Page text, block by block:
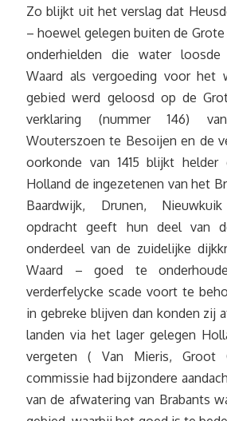
Zo blijkt uit het verslag dat
– hoewel gelegen buiten de
onderhielden die water
Waard als vergoeding voor het
gebied werd geloosd op de
verklaring (nummer 146)
Wouterszoen te Besoijen en de
oorkonde van 1415 blijkt
Holland de ingezetenen van het
Baardwijk, Drunen,
opdracht geeft hun deel van
onderdeel van de zuidelijke
Waard – goed te
verderfelycke scade voort te
in gebreke blijven dan konden zij
landen via het lager gelegen
vergeten ( Van Mieris, Groot
commissie had bijzondere
van de afwatering van Brabants